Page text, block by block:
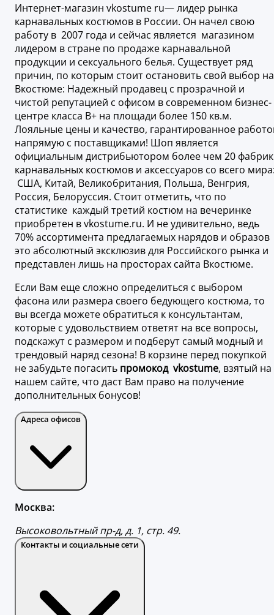
Интернет-магазин vkostume ru— лидер рынка
карнавальных костюмов в России. Он начел свою
работу в 2007 года и сейчас является магазином
лидером в стране по продаже карнавальной
продукции и сексуального белья. Существует ряд
причин, по которым стоит остановить свой выбор на
Вкостюме: Надежный продавец с прозрачной и
чистой репутацией с офисом в современном бизнес-
центре класса В+ на площади более 150 кв.м.
Лояльные цены и качество, гарантированное
напрямую с поставщиками! Шоп является
официальным дистрибьютором более чем 20 фабрик
карнавальных костюмов и аксессуаров со всего
США, Китай, Великобритания, Польша, Венгрия,
Россия, Белоруссия. Стоит отметить, что по
статистике каждый третий костюм на вечеринке
приобретен в vkostume.ru. И не удивительно, ведь
70% ассортимента предлагаемых нарядов и образов
это абсолютный эксклюзив для Российского рынка и
представлен лишь на просторах сайта Вкостюме.
Если Вам еще сложно определиться с выбором
фасона или размера своего бедующего костюма, то
вы всегда можете обратиться к консультантам,
которые с удовольствием ответят на все вопросы,
подскажут с размером и подберут самый модный и
трендовый наряд сезона! В корзине перед покупкой
не забудьте погасить промокод vkostume, взятый на
нашем сайте, что даст Вам право на получение
дополнительных бонусов!
Адреса офисов
Москва:
Высоковольтный пр-д, д. 1, стр. 49.
Контакты и социальные сети